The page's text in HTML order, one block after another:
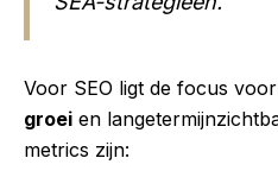
Voor SEO ligt de focus
groei en
metrics zijn: